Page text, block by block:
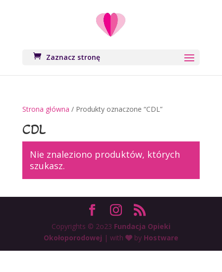
Zaznacz stronę
Strona główna / Produkty oznaczone “CDL”
CDL
Nie znaleziono produktów, których
szukasz.
Copyrights © 2o23 Fundacja Opieki
Okołoporodowej | with by Hostware